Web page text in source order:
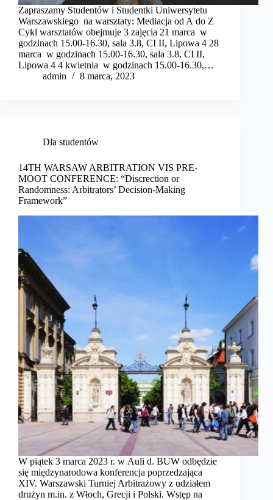
Zapraszamy Studentów i Studentki Uniwersytetu
Warszawskiego na warsztaty: Mediacja od A do Z
Cykl warsztatów obejmuje 3 zajęcia 21 marca w
godzinach 15.00-16.30, sala 3.8, CI II, Lipowa 4 28
marca w godzinach 15.00-16.30, sala 3.8, CI II,
Lipowa 4 4 kwietnia w godzinach 15.00-16.30,…
admin
8 marca, 2023
Dla studentów
14TH WARSAW ARBITRATION VIS PRE-
MOOT CONFERENCE: “Discrection or
Randomness: Arbitrators’ Decision-Making
Framework”
W piątek 3 marca 2023 r. w Auli d. BUW odbędzie
się międzynarodowa konferencja poprzedzająca
XIV. Warszawski Turniej Arbitrażowy z udziałem
drużyn m.in. z Włoch, Grecji i Polski. Wstęp na